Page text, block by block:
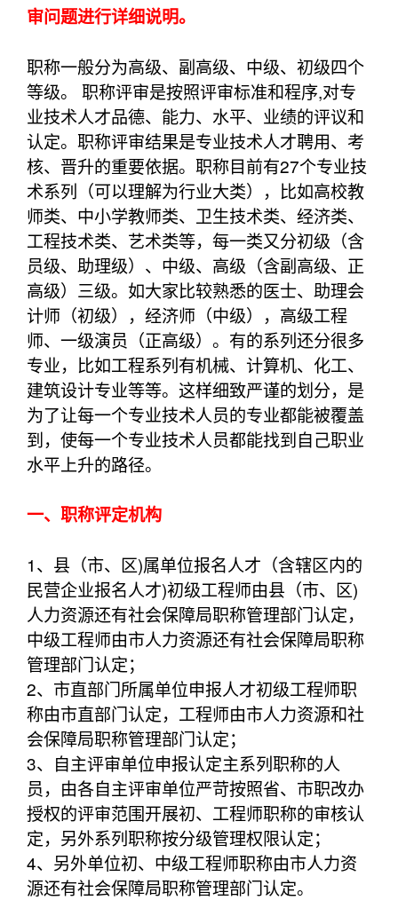
审问题进行详细说明。
职称一般分为高级、副高级、中级、初级四个
等级。 职称评审是按照评审标准和程序,对专
业技术人才品德、能力、水平、业绩的评议和
认定。职称评审结果是专业技术人才聘用、考
核、晋升的重要依据。职称目前有27个专业技
术系列（可以理解为行业大类），比如高校教
师类、中小学教师类、卫生技术类、经济类、
工程技术类、艺术类等，每一类又分初级（含
员级、助理级）、中级、高级（含副高级、正
高级）三级。如大家比较熟悉的医士、助理会
计师（初级），经济师（中级），高级工程
师、一级演员（正高级）。有的系列还分很多
专业，比如工程系列有机械、计算机、化工、
建筑设计专业等等。这样细致严谨的划分，是
为了让每一个专业技术人员的专业都能被覆盖
到，使每一个专业技术人员都能找到自己职业
水平上升的路径。
一、职称评定机构
1、县（市、区)属单位报名人才（含辖区内的
民营企业报名人才)初级工程师由县（市、区)
人力资源还有社会保障局职称管理部门认定，
中级工程师由市人力资源还有社会保障局职称
管理部门认定；
2、市直部门所属单位申报人才初级工程师职
称由市直部门认定，工程师由市人力资源和社
会保障局职称管理部门认定；
3、自主评审单位申报认定主系列职称的人
员，由各自主评审单位严苛按照省、市职改办
授权的评审范围开展初、工程师职称的审核认
定，另外系列职称按分级管理权限认定；
4、另外单位初、中级工程师职称由市人力资
源还有社会保障局职称管理部门认定。